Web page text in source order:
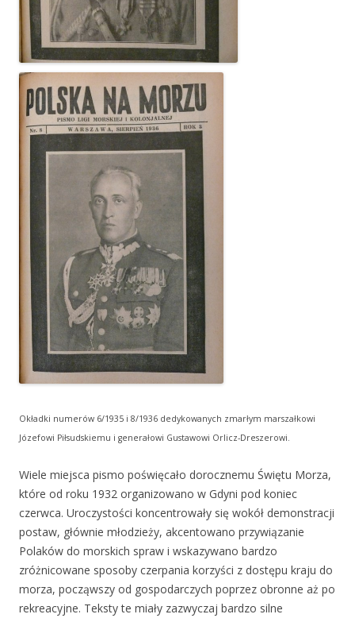
Okładki numerów 6/1935 i 8/1936 dedykowanych zmarłym marszałkowi
Józefowi Piłsudskiemu i generałowi Gustawowi Orlicz-Dreszerowi.
Wiele miejsca pismo poświęcało dorocznemu Świętu Morza,
które od roku 1932 organizowano w Gdyni pod koniec
czerwca. Uroczystości koncentrowały się wokół demonstracji
postaw, głównie młodzieży, akcentowano przywiązanie
Polaków do morskich spraw i wskazywano bardzo
zróżnicowane sposoby czerpania korzyści z dostępu kraju do
morza, począwszy od gospodarczych poprzez obronne aż po
rekreacyjne. Teksty te miały zazwyczaj bardzo silne